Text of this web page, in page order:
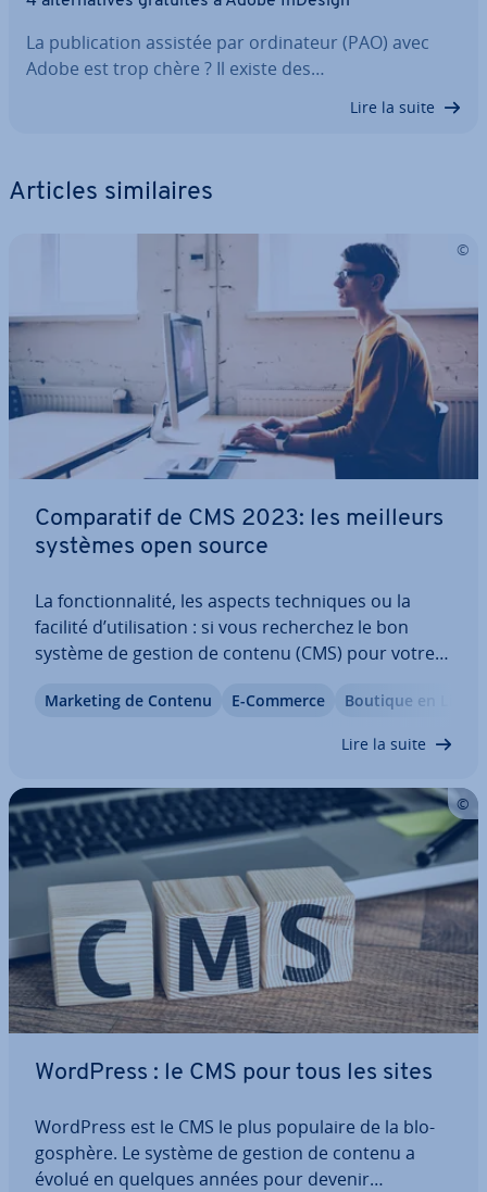
La pu­bli­ca­tion assistée par or­di­na­teur (PAO) avec
Adobe est trop chère ? Il existe des…
Lire la suite
Articles si­mi­laires
Com­pa­ra­tif de CMS 2023: les meilleurs
systèmes open source
La fonc­tion­na­lité, les aspects tech­niques ou la
facilité d’uti­li­sa­tion : si vous re­cher­chez le bon
système de gestion de contenu (CMS) pour votre
facteurs. Un même système peut être utilisé pour
Marketing de Contenu E-Commerce Boutique en Ligne
Lire la suite
WordPress : le CMS pour tous les sites
WordPress est le CMS le plus populaire de la blo­
gos­phère. Le système de gestion de contenu a
évolué en quelques années pour devenir